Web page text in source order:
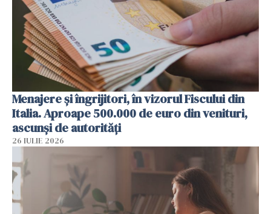
Menajere și îngrijitori, în vizorul Fiscului din
Italia. Aproape 500.000 de euro din venituri,
ascunși de autorități
26 IULIE 2026